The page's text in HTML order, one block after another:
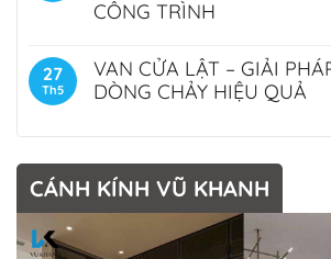
CÔNG TRÌNH
27
Th5
VAN CỬA LẬT – GIẢI
DÒNG CHẢY HIỆU QUẢ
CÁNH KÍNH VŨ KHANH